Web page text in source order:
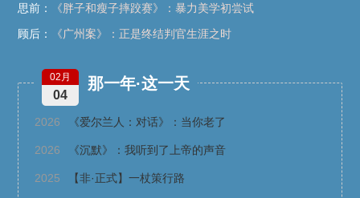
思前：
《胖子和瘦子摔跤赛》：暴力美学初尝试
顾后：
《广州案》：正是终结判官生涯之时
那一年·这一天
02月
04
2026 《爱尔兰人：对话》：当你老了
2026 《沉默》：我听到了上帝的声音
2025 【非·正式】一杖策行路